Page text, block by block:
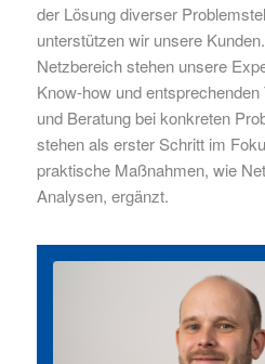
der Lösung diverser
unterstützen wir unsere
Netzbereich stehen unsere
Know-how und
und Beratung bei konkreten
stehen als erster Schritt im
praktische Maßnahmen, wie
Analysen, ergänzt.